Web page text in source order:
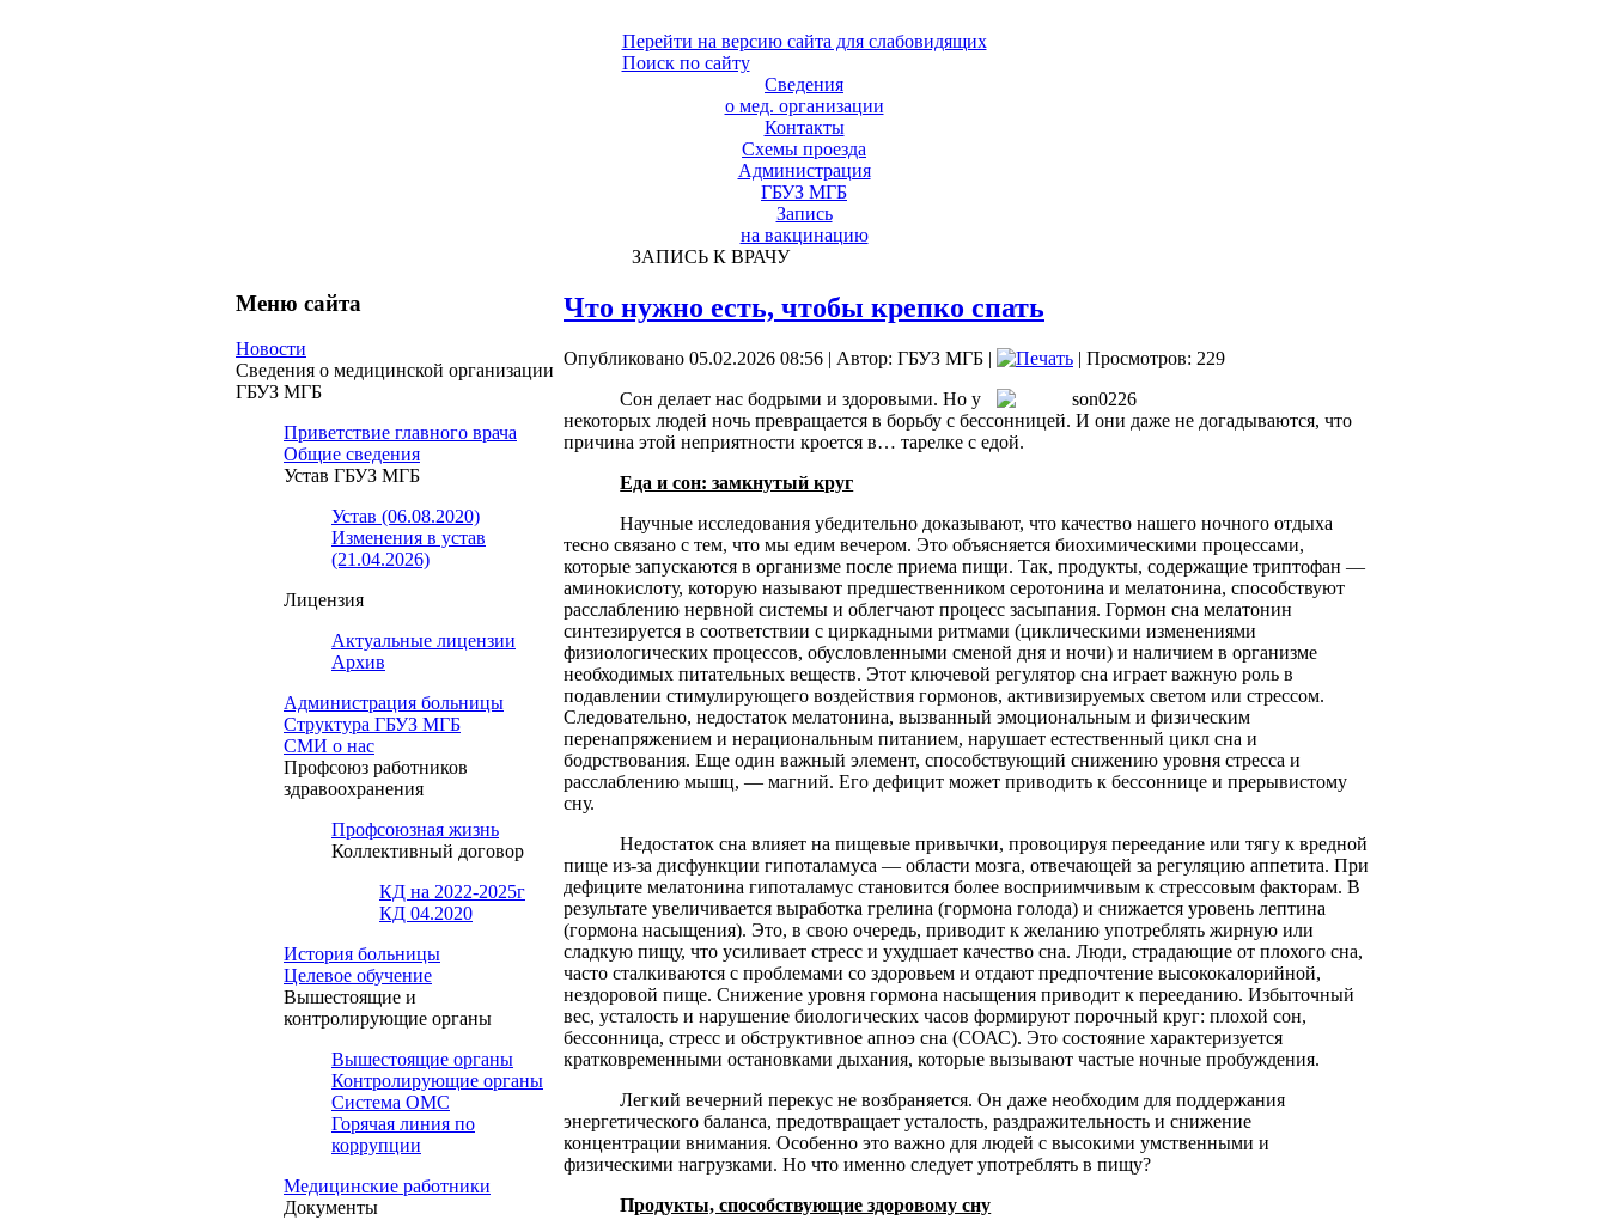
Перейти на версию сайта для слабовидящих
Поиск по сайту
Сведения
о мед. организации
Контакты
Схемы проезда
Администрация
ГБУЗ МГБ
Запись
на вакцинацию
ЗАПИСЬ К ВРАЧУ
Меню сайта
Новости
Сведения о медицинской организации
ГБУЗ МГБ
Приветствие главного врача
Общие сведения
Устав ГБУЗ МГБ
Устав (06.08.2020)
Изменения в устав
(21.04.2026)
Лицензия
Актуальные лицензии
Архив
Администрация больницы
Структура ГБУЗ МГБ
СМИ о нас
Профсоюз работников
здравоохранения
Профсоюзная жизнь
Коллективный договор
КД на 2022-2025г
КД 04.2020
История больницы
Целевое обучение
Вышестоящие и
контролирующие органы
Вышестоящие органы
Контролирующие органы
Система ОМС
Горячая линия по
коррупции
Медицинские работники
Документы
Что нужно есть, чтобы крепко спать
Опубликовано 05.02.2026 08:56 | Автор: ГБУЗ МГБ |
| Просмотров: 229
Сон делает нас бодрыми и здоровыми. Но у
некоторых людей ночь превращается в борьбу с бессонницей. И они даже не догадываются, что
причина этой неприятности кроется в… тарелке с едой.
Еда и сон: замкнутый круг
Научные исследования убедительно доказывают, что качество нашего ночного отдыха
тесно связано с тем, что мы едим вечером. Это объясняется биохимическими процессами,
которые запускаются в организме после приема пищи. Так, продукты, содержащие триптофан —
аминокислоту, которую называют предшественником серотонина и мелатонина, способствуют
расслаблению нервной системы и облегчают процесс засыпания. Гормон сна мелатонин
синтезируется в соответствии с циркадными ритмами (циклическими изменениями
физиологических процессов, обусловленными сменой дня и ночи) и наличием в организме
необходимых питательных веществ. Этот ключевой регулятор сна играет важную роль в
подавлении стимулирующего воздействия гормонов, активизируемых светом или стрессом.
Следовательно, недостаток мелатонина, вызванный эмоциональным и физическим
перенапряжением и нерациональным питанием, нарушает естественный цикл сна и
бодрствования. Еще один важный элемент, способствующий снижению уровня стресса и
расслаблению мышц, — магний. Его дефицит может приводить к бессоннице и прерывистому
сну.
Недостаток сна влияет на пищевые привычки, провоцируя переедание или тягу к вредной
пище из-за дисфункции гипоталамуса — области мозга, отвечающей за регуляцию аппетита. При
дефиците мелатонина гипоталамус становится более восприимчивым к стрессовым факторам. В
результате увеличивается выработка грелина (гормона голода) и снижается уровень лептина
(гормона насыщения). Это, в свою очередь, приводит к желанию употреблять жирную или
сладкую пищу, что усиливает стресс и ухудшает качество сна. Люди, страдающие от плохого сна,
часто сталкиваются с проблемами со здоровьем и отдают предпочтение высококалорийной,
нездоровой пище. Снижение уровня гормона насыщения приводит к перееданию. Избыточный
вес, усталость и нарушение биологических часов формируют порочный круг: плохой сон,
бессонница, стресс и обструктивное апноэ сна (СОАС). Это состояние характеризуется
кратковременными остановками дыхания, которые вызывают частые ночные пробуждения.
Легкий вечерний перекус не возбраняется. Он даже необходим для поддержания
энергетического баланса, предотвращает усталость, раздражительность и снижение
концентрации внимания. Особенно это важно для людей с высокими умственными и
физическими нагрузками. Но что именно следует употреблять в пищу?
Продукты, способствующие здоровому сну